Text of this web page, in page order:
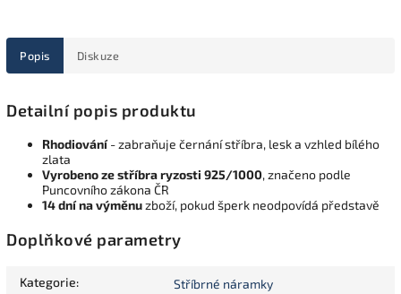
Popis Diskuze
Detailní popis produktu
Rhodiování- zabraňuje černání stříbra, lesk a vzhled bílého
zlata
Vyrobeno ze stříbra ryzosti 925/1000, značeno podle
Puncovního zákona ČR
14 dní na výměnuzboží, pokud šperk neodpovídá představě
Doplňkové parametry
Kategorie: Stříbrné náramky